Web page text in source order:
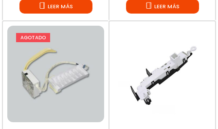
LEER MÁS LEER MÁS
AGOTADO